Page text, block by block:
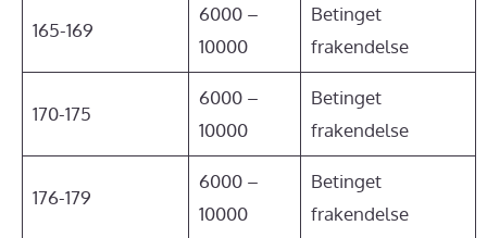
165-169
6000 –
10000
Betinget
frakendelse
170-175
6000 –
10000
Betinget
frakendelse
176-179
6000 –
10000
Betinget
frakendelse